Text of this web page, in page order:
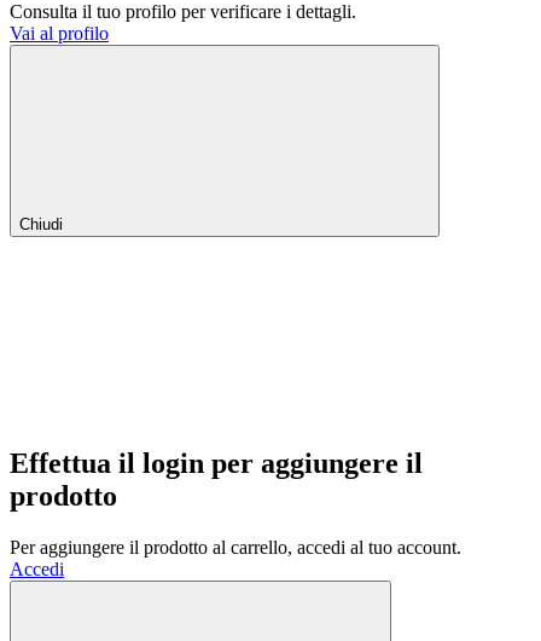
Consulta il tuo profilo per verificare i dettagli.
Vai al profilo
Chiudi
Effettua il login per aggiungere il
prodotto
Per aggiungere il prodotto al carrello, accedi al tuo account.
Accedi